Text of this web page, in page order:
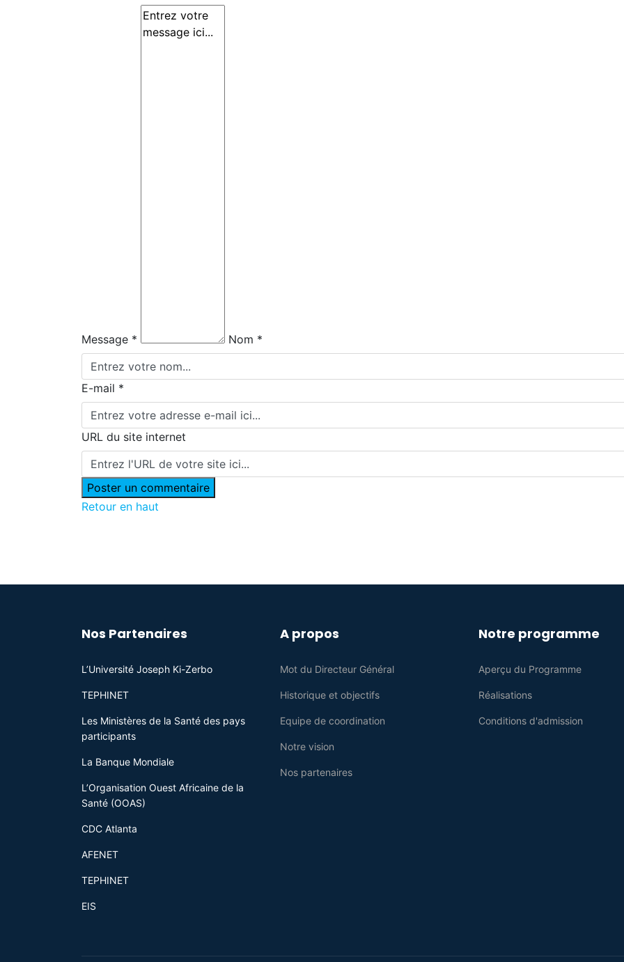
Message * Nom *
E-mail *
URL du site internet
Retour en haut
Nos Partenaires
L’Université Joseph Ki-Zerbo
TEPHINET
Les Ministères de la Santé des pays
participants
La Banque Mondiale
L’Organisation Ouest Africaine de la
Santé (OOAS)
CDC Atlanta
AFENET
TEPHINET
EIS
A propos
Mot du Directeur Général
Historique et objectifs
Equipe de coordination
Notre vision
Nos partenaires
Notre programme
Aperçu du Programme
Réalisations
Conditions d'admission